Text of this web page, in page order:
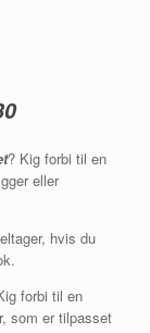
? Kig forbi til en
eller
hvis du
forbi til en
som er tilpasset